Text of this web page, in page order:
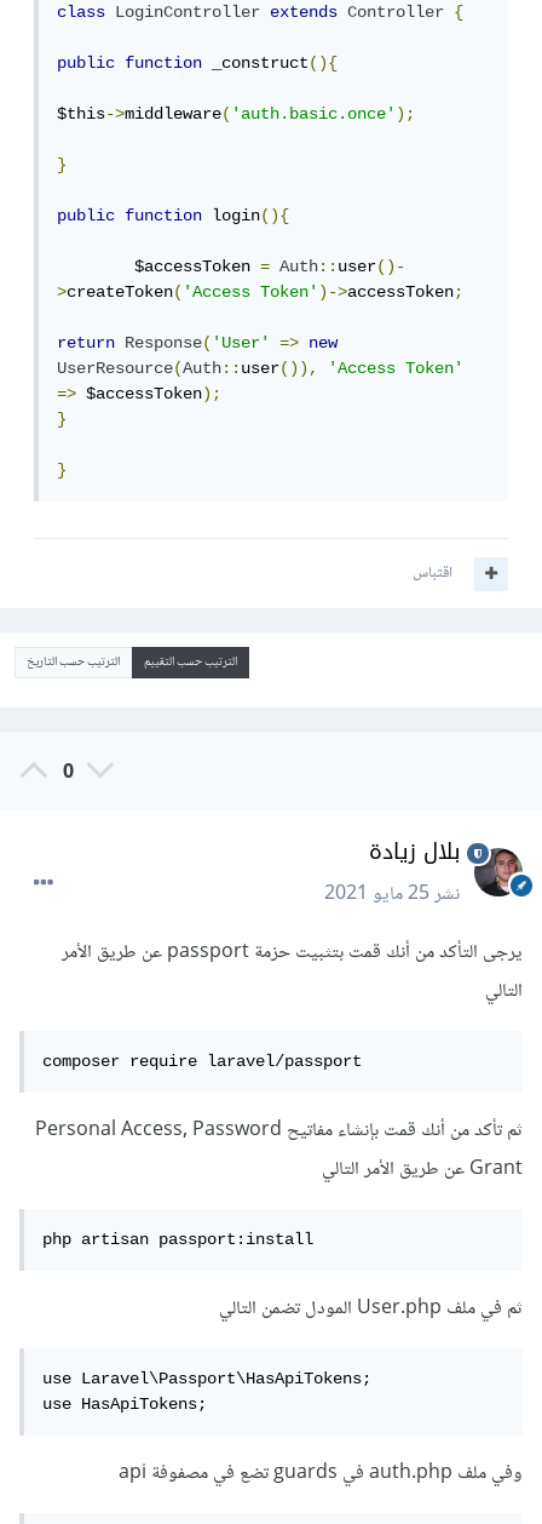
class LoginController extends Controller {
public function _construct(){
$this->middleware('auth.basic.once');
}
public function login(){
	$accessToken
= Auth::user()-
>createToken('Access Token')->accessToken;
return Response('User' =>
new
UserResource(Auth::user()),
'Access Token'
=> $accessToken);
}
}
اقتباس
الترتيب حسب التقييم الترتيب حسب التاريخ
0
بلال زيادة
نشر25 مايو 2021
يرجى التأكد من أنك قمت بتثبيت حزمة passport عن طريق الأمر
التالي
composer require laravel/passport
ثم تأكد من أنك قمت بإنشاء مفاتيح Personal Access, Password
Grant عن طريق الأمر التالي
php artisan passport:install
ثم في ملف User.php المودل تضمن التالي
use Laravel\Passport\HasApiTokens;
use HasApiTokens;
وفي ملف auth.php في guards تضع في مصفوفة api